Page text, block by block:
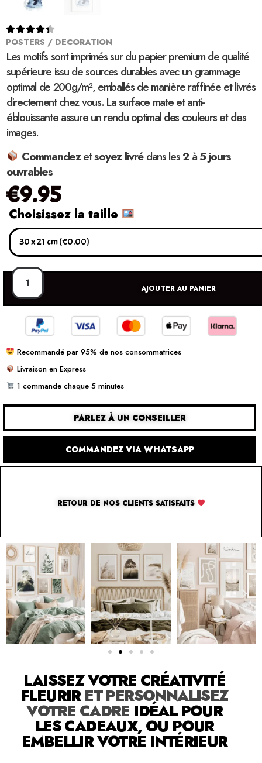

POSTERS / DECORATION
Les motifs sont imprimés sur du papier premium de qualité
supérieure issu de sources durables avec un grammage
optimal de 200g/m², emballés de manière raffinée et livrés
directement chez vous. La surface mate et anti-
éblouissante assure un rendu optimal des couleurs et des
images.
Commandezetsoyez livrédans les2à5 jours
ouvrables
€9.95
Choisissez la taille
AJOUTER AU PANIER
Recommandé par 95% de nos consommatrices
Livraison en Express
1 commande chaque 5 minutes
PARLEZ À UN CONSEILLER
COMMANDEZ VIA WHATSAPP
RETOUR DE NOS CLIENTS SATISFAITS
SOLUTION PAR THE LUXURY BOX & CO
LAISSEZ VOTRE CRÉATIVITÉ
FLEURIRET PERSONNALISEZ
VOTRE CADRE IDÉAL POUR
LES CADEAUX, OU POUR
EMBELLIR VOTRE INTÉRIEUR